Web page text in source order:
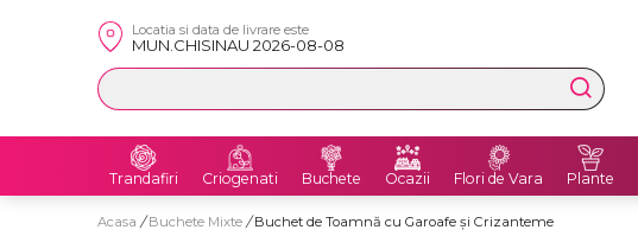
Locatia si data de livrare este
MUN.CHISINAU 2026-08-08
Trandafiri Criogenati Buchete Ocazii Flori de Vara Plante
Acasa / Buchete Mixte / Buchet de Toamnă cu Garoafe și Crizanteme